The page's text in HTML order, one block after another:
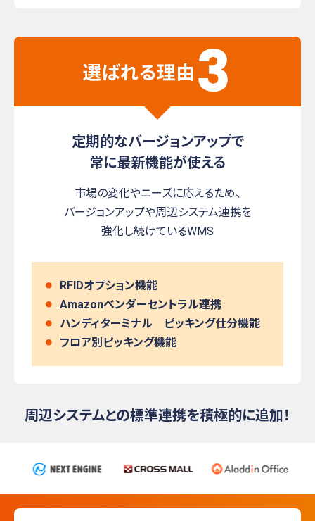
定期的なバージョンアップで
常に最新機能が使える
市場の変化やニーズに応えるため、
バージョンアップや周辺システム連携を
強化し続けているWMS
RFIDオプション機能
Amazonベンダーセントラル連携
ハンディターミナル ピッキング仕分機能
フロア別ピッキング機能
周辺システムとの標準連携を積極的に追加！